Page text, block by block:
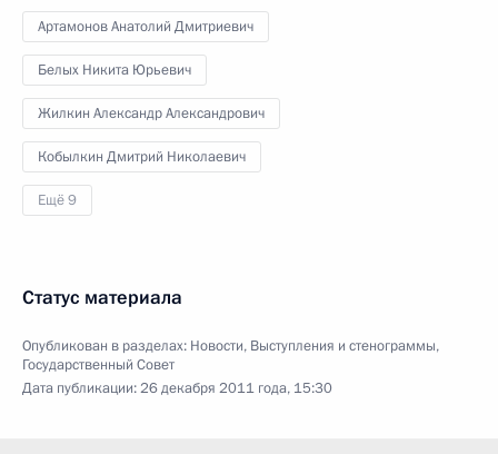
Артамонов Анатолий Дмитриевич
Белых Никита Юрьевич
Жилкин Александр Александрович
Кобылкин Дмитрий Николаевич
Ещё 9
Статус материала
Опубликован в разделах: Новости, Выступления и стенограммы,
Государственный Совет
Дата публикации:26 декабря 2011 года, 15:30